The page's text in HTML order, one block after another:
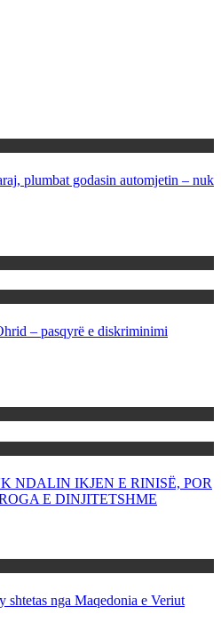
plumbat godasin automjetin – nuk
– pasqyrë e diskriminimi
NDALIN IKJEN E RINISË, POR
E DINJITETSHME
shtetas nga Maqedonia e Veriut